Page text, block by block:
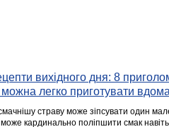
вихідного дня: 8
можна легко приготувати
страву може зіпсувати один
кардинально поліпшити смак